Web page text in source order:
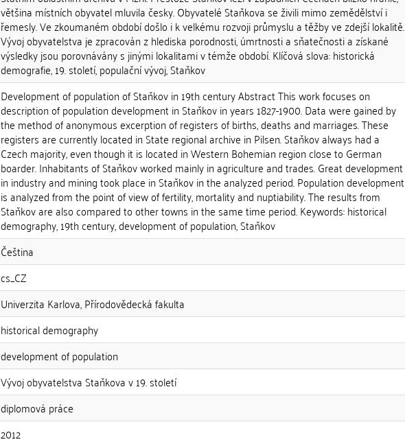
většina místních obyvatel mluvila česky. Obyvatelé Staňkova se živili mimo zemědělství i
řemesly. Ve zkoumaném období došlo i k velkému rozvoji průmyslu a těžby ve zdejší lokalitě.
Vývoj obyvatelstva je zpracován z hlediska porodnosti, úmrtnosti a sňatečnosti a získané
výsledky jsou porovnávány s jinými lokalitami v témže období. Klíčová slova: historická
demografie, 19. století, populační vývoj, Staňkov
Development of population of Staňkov in 19th century Abstract This work focuses on
description of population development in Staňkov in years 1827-1900. Data were gained by
the method of anonymous excerption of registers of births, deaths and marriages. These
registers are currently located in State regional archive in Pilsen. Staňkov always had a
Czech majority, even though it is located in Western Bohemian region close to German
boarder. Inhabitants of Staňkov worked mainly in agriculture and trades. Great development
in industry and mining took place in Staňkov in the analyzed period. Population development
is analyzed from the point of view of fertility, mortality and nuptiability. The results from
Staňkov are also compared to other towns in the same time period. Keywords: historical
demography, 19th century, development of population, Staňkov
Čeština
cs_CZ
Univerzita Karlova, Přírodovědecká fakulta
historical demography
development of population
Vývoj obyvatelstva Staňkova v 19. století
diplomová práce
2012